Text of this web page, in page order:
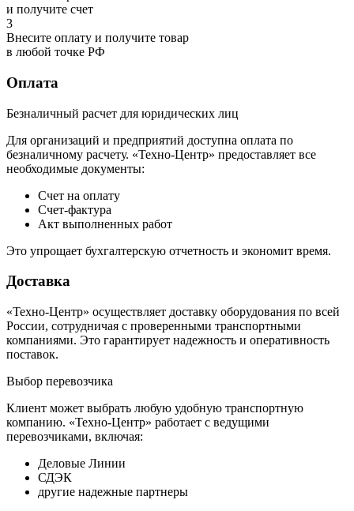
и получите счет
3
Внесите оплату и получите товар
в любой точке РФ
Оплата
Безналичный расчет для юридических лиц
Для организаций и предприятий доступна оплата по
безналичному расчету. «Техно-Центр» предоставляет все
необходимые документы:
Счет на оплату
Счет-фактура
Акт выполненных работ
Это упрощает бухгалтерскую отчетность и экономит время.
Доставка
«Техно-Центр» осуществляет доставку оборудования по всей
России, сотрудничая с проверенными транспортными
компаниями. Это гарантирует надежность и оперативность
поставок.
Выбор перевозчика
Клиент может выбрать любую удобную транспортную
компанию. «Техно-Центр» работает с ведущими
перевозчиками, включая:
Деловые Линии
СДЭК
другие надежные партнеры